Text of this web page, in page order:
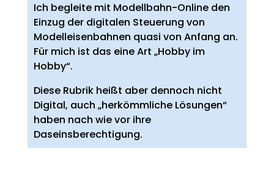
Ich begleite mit Modellbahn-Online den
Einzug der digitalen Steuerung von
Modelleisenbahnen quasi von Anfang an.
Für mich ist das eine Art „Hobby im
Hobby“.
Diese Rubrik heißt aber dennoch nicht
Digital, auch „herkömmliche Lösungen“
haben nach wie vor ihre
Daseinsberechtigung.